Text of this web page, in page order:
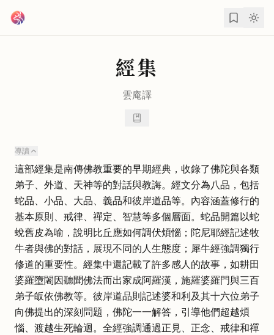
經集
雲庵譯
導讀
這部經集是南傳佛教重要的早期經典，收錄了佛陀與各類
弟子、外道、天神等的對話與教誨。經文分為八品，包括
蛇品、小品、大品、義品和彼岸道品等。內容涵蓋修行的
基本原則、戒律、禪定、智慧等多個層面。蛇品開篇以蛇
蛻舊皮為喻，說明比丘應如何調伏煩惱；陀尼耶經記述牧
牛者與佛的對話，展現不同的人生態度；犀牛經強調獨行
修道的重要性。經集中還記載了許多感人的故事，如耕田
婆羅墮闍因聽聞佛法而出家成阿羅漢，施羅婆羅門與三百
弟子皈依佛教等。彼岸道品則記述婆和利及其十六位弟子
向佛提出的深刻問題，佛陀一一解答，引導他們超越煩
惱、渡越生死輪迴。全經強調通過正見、正念、戒律和禪